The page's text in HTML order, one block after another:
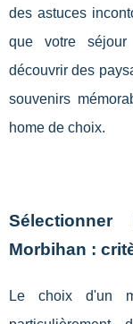
des astuces
que votre séjour
découvrir des
souvenirs
home de choix.
Morbihan :
Le choix d'un